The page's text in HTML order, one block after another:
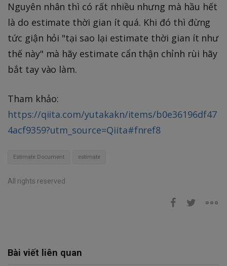
Nguyên nhân thì có rất nhiều nhưng mà hầu hết
là do estimate thời gian ít quá. Khi đó thì đừng
tức giận hỏi "tại sao lại estimate thời gian ít như
thế này" mà hãy estimate cẩn thận chỉnh rùi hãy
bắt tay vào làm.
Tham khảo:
https://qiita.com/yutakakn/items/b0e36196df47
4acf9359?utm_source=Qiita#fnref8
Estimate Document estimate
All rights reserved
Bài viết liên quan